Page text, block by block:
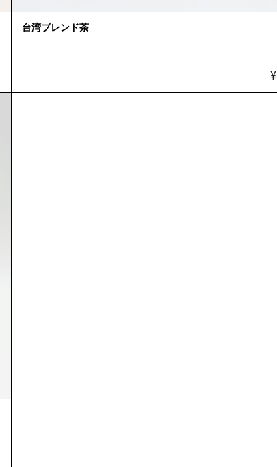
台湾ブレンド茶
¥